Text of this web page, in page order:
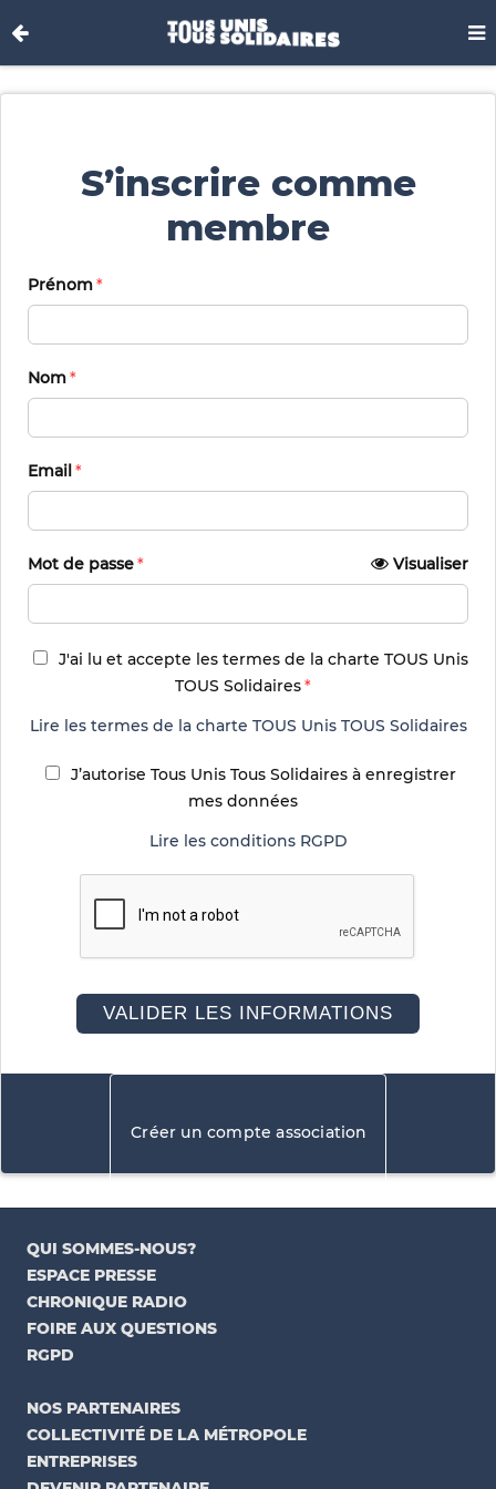
S’inscrire comme
membre
Prénom
Nom
Email
Mot de passe Visualiser
J'ai lu et accepte les termes de la charte TOUS Unis
TOUS Solidaires
Lire les termes de la charte TOUS Unis TOUS Solidaires
J’autorise Tous Unis Tous Solidaires à enregistrer
mes données
Lire les conditions RGPD
VALIDER LES INFORMATIONS
Créer un compte association
QUI SOMMES-NOUS?
ESPACE PRESSE
CHRONIQUE RADIO
FOIRE AUX QUESTIONS
RGPD
NOS PARTENAIRES
COLLECTIVITÉ DE LA MÉTROPOLE
ENTREPRISES